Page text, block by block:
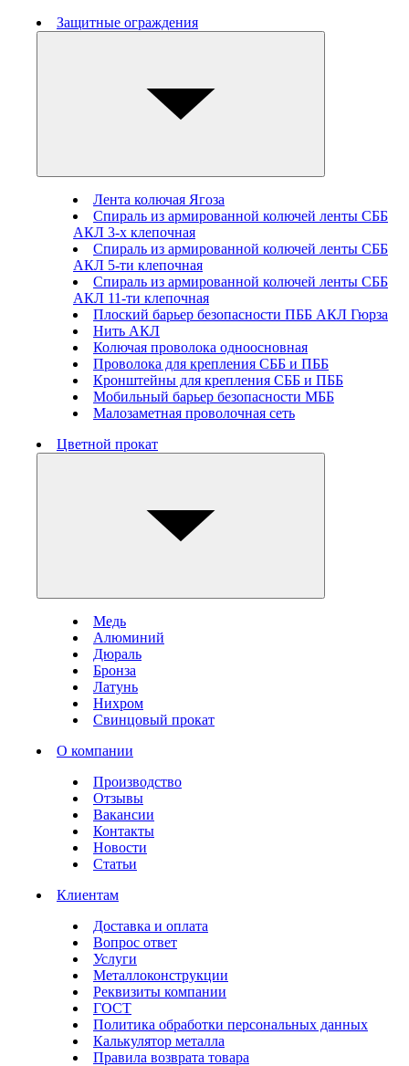
Защитные ограждения
Лента колючая Ягоза
Спираль из армированной колючей ленты СББ
АКЛ 3-х клепочная
Спираль из армированной колючей ленты СББ
АКЛ 5-ти клепочная
Спираль из армированной колючей ленты СББ
АКЛ 11-ти клепочная
Плоский барьер безопасности ПББ АКЛ Гюрза
Нить АКЛ
Колючая проволока одноосновная
Проволока для крепления СББ и ПББ
Кронштейны для крепления СББ и ПББ
Мобильный барьер безопасности МББ
Малозаметная проволочная сеть
Цветной прокат
Медь
Алюминий
Дюраль
Бронза
Латунь
Нихром
Свинцовый прокат
О компании
Производство
Отзывы
Вакансии
Контакты
Новости
Статьи
Клиентам
Доставка и оплата
Вопрос ответ
Услуги
Металлоконструкции
Реквизиты компании
ГОСТ
Политика обработки персональных данных
Калькулятор металла
Правила возврата товара